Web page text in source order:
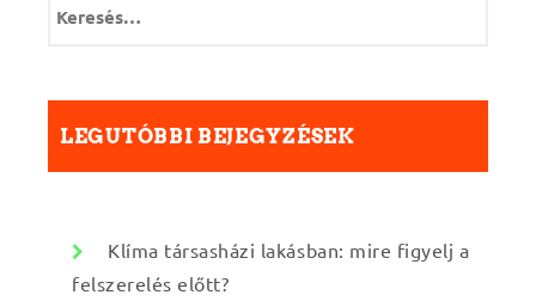
e
LEGUTÓBBI BEJEGYZÉSEK
Klíma társasházi lakásban: mire figyelj a
felszerelés előtt?